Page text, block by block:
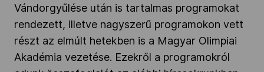
Kettőskarrier-program
NOB
Vándorgyűlése után is tartalmas programokat
rendezett, illetve nagyszerű programokon vett
részt az elmúlt hetekben is a Magyar Olimpiai
Akadémia vezetése. Ezekről a programokról